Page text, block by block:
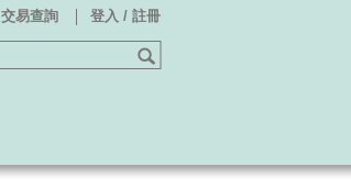
交易查詢 登入 / 註冊